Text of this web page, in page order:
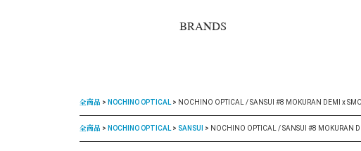
BRANDS
全商品 NOCHINO OPTICAL NOCHINO OPTICAL / SANSUI #8 MOKURAN DEMI x
全商品 NOCHINO OPTICAL SANSUI NOCHINO OPTICAL / SANSUI #8 MOKURAN